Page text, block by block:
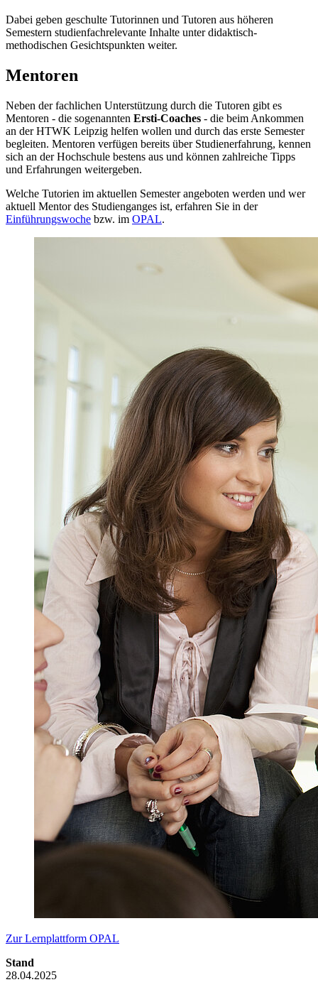
Dabei geben geschulte Tutorinnen und Tutoren aus höheren
Semestern studienfachrelevante Inhalte unter didaktisch-
methodischen Gesichtspunkten weiter.
Mentoren
Neben der fachlichen Unterstützung durch die Tutoren gibt es
Mentoren - die sogenannten Ersti-Coaches - die beim Ankommen
an der HTWK Leipzig helfen wollen und durch das erste Semester
begleiten. Mentoren verfügen bereits über Studienerfahrung, kennen
sich an der Hochschule bestens aus und können zahlreiche Tipps
und Erfahrungen weitergeben.
Welche Tutorien im aktuellen Semester angeboten werden und wer
aktuell Mentor des Studienganges ist, erfahren Sie in der
Einführungswoche bzw. im OPAL.
Zur Lernplattform OPAL
Stand
28.04.2025